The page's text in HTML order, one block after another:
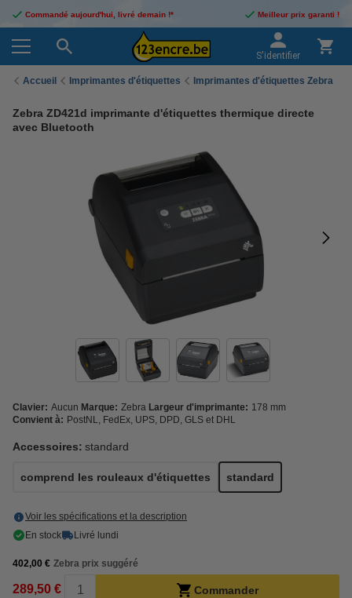
Commandé aujourd'hui, livré demain !* Meilleur prix garanti !
S'identifier
Accueil Imprimantes d'étiquettes Imprimantes d'étiquettes Zebra
Zebra ZD421d imprimante d'étiquettes thermique directe
avec Bluetooth
Clavier: Aucun Marque: Zebra Largeur d'imprimante: 178 mm
Convient à: PostNL, FedEx, UPS, DPD, GLS et DHL
Accessoires: standard
comprend les rouleaux d'étiquettes standard
Voir les spécifications et la description
En stock
Livré lundi
402,00 € Zebra prix suggéré
289,50 € Commander